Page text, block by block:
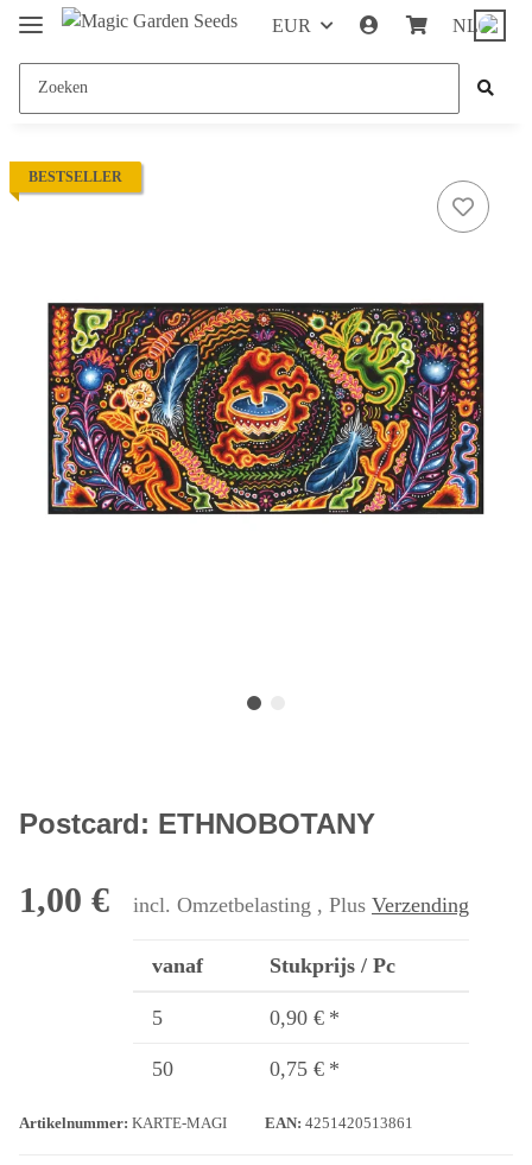
EUR NL
BESTSELLER
Postcard: ETHNOBOTANY
1,00 € incl. Omzetbelasting , Plus Verzending
vanaf Stukprijs / Pc
5 0,90 € *
50 0,75 € *
Artikelnummer: KARTE-MAGI EAN: 4251420513861